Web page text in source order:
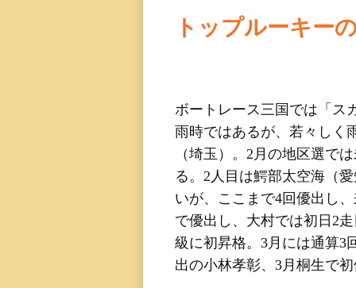
レース結果一覧
モーター抽選結果・
前検タイムランキン
得点率ランキング
進入コース別選手成
今節の進入コース別
トップルーキー
ボートレース三国では「ス
雨時ではあるが、若々しく
（埼玉）。2月の地区選で
る。2人目は鰐部太空海（
いが、ここまで4回優出し
で優出し、大村では初日2
級に初昇格。3月には通算3
出の小林孝彰、3月桐生で